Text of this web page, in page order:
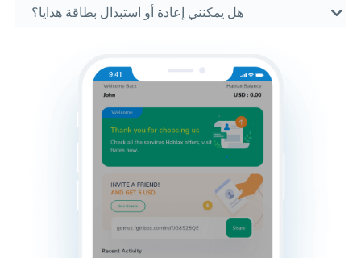
هل يمكنني إعادة أو استبدال بطاقة هدايا؟